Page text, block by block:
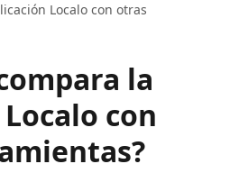
Localo con otras
la
con